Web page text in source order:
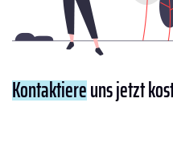
Kontaktiereuns jetzt